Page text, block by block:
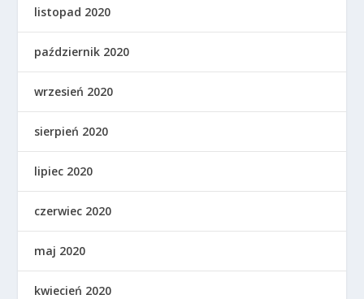
listopad 2020
październik 2020
wrzesień 2020
sierpień 2020
lipiec 2020
czerwiec 2020
maj 2020
kwiecień 2020